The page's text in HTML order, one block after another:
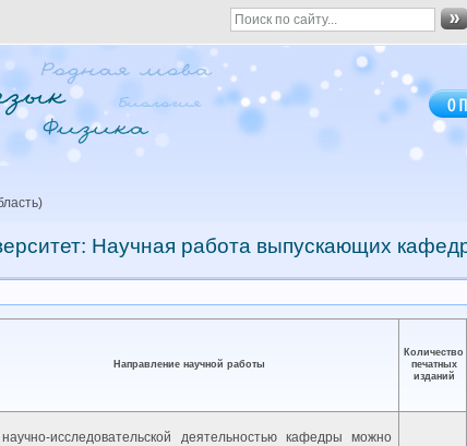
Научная работа выпускающих
Направление научной работы
Количество
печатных
изданий
исследовательской деятельностью кафедры можно